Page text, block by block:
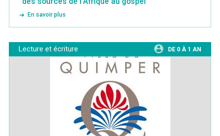
En savoir plus
Lecture et écriture DE 0 À 1 AN